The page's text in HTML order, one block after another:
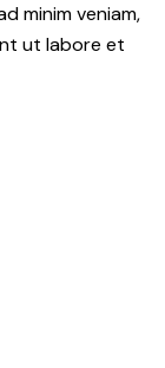
minim veniam,
ut labore et